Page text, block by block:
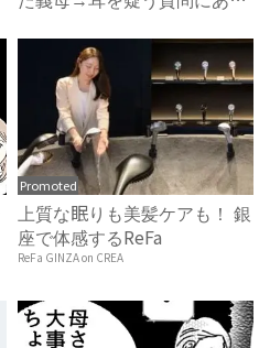
Promoted
上質な眠りも美髪ケアも！ 銀
座で体感するReFa
ReFa GINZA on CREA